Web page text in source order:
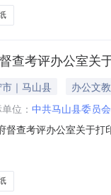
查考评办公室关
｜马山县
办公文教
位： 中共马山县委员
督查考评办公室关于